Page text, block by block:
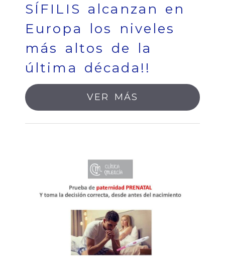
SÍFILIS alcanzan en
Europa los niveles
más altos de la
última década!!
VER MÁS